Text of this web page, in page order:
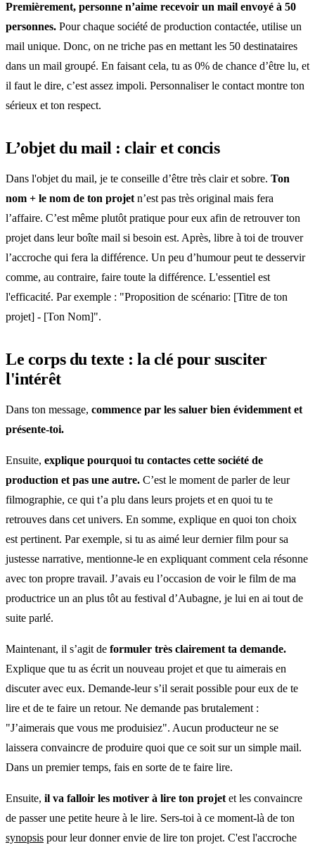
Premièrement, personne n’aime recevoir un mail envoyé à 50
personnes. Pour chaque société de production contactée, utilise un
mail unique. Donc, on ne triche pas en mettant les 50 destinataires
dans un mail groupé. En faisant cela, tu as 0% de chance d’être lu, et
il faut le dire, c’est assez impoli. Personnaliser le contact montre ton
sérieux et ton respect.
L’objet du mail : clair et concis
Dans l'objet du mail, je te conseille d’être très clair et sobre. Ton
nom + le nom de ton projet n’est pas très original mais fera
l’affaire. C’est même plutôt pratique pour eux afin de retrouver ton
projet dans leur boîte mail si besoin est. Après, libre à toi de trouver
l’accroche qui fera la différence. Un peu d’humour peut te desservir
comme, au contraire, faire toute la différence. L'essentiel est
l'efficacité. Par exemple : "Proposition de scénario: [Titre de ton
projet] - [Ton Nom]".
Le corps du texte : la clé pour susciter
l'intérêt
Dans ton message, commence par les saluer bien évidemment et
présente-toi.
Ensuite, explique pourquoi tu contactes cette société de
production et pas une autre. C’est le moment de parler de leur
filmographie, ce qui t’a plu dans leurs projets et en quoi tu te
retrouves dans cet univers. En somme, explique en quoi ton choix
est pertinent. Par exemple, si tu as aimé leur dernier film pour sa
justesse narrative, mentionne-le en expliquant comment cela résonne
avec ton propre travail. J’avais eu l’occasion de voir le film de ma
productrice un an plus tôt au festival d’Aubagne, je lui en ai tout de
suite parlé.
Maintenant, il s’agit de formuler très clairement ta demande.
Explique que tu as écrit un nouveau projet et que tu aimerais en
discuter avec eux. Demande-leur s’il serait possible pour eux de te
lire et de te faire un retour. Ne demande pas brutalement :
"J’aimerais que vous me produisiez". Aucun producteur ne se
laissera convaincre de produire quoi que ce soit sur un simple mail.
Dans un premier temps, fais en sorte de te faire lire.
Ensuite, il va falloir les motiver à lire ton projet et les convaincre
de passer une petite heure à le lire. Sers-toi à ce moment-là de ton
synopsis pour leur donner envie de lire ton projet. C'est l'accroche